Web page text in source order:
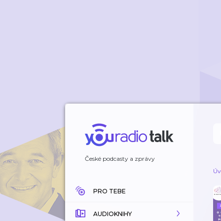
České podcasty a zprávy
PRO TEBE
AUDIOKNIHY